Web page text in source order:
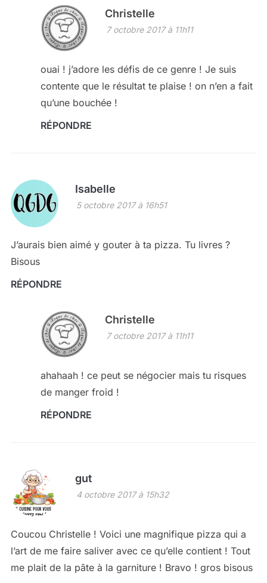
Christelle
7 octobre 2017 à 11h11
ouai ! j’adore les défis de ce genre ! Je suis
contente que le résultat te plaise ! on n’en a fait
qu’une bouchée !
RÉPONDRE
Isabelle
5 octobre 2017 à 16h51
J’aurais bien aimé y gouter à ta pizza. Tu livres ?
Bisous
RÉPONDRE
Christelle
7 octobre 2017 à 11h11
ahahaah ! ce peut se négocier mais tu risques
de manger froid !
RÉPONDRE
gut
4 octobre 2017 à 15h32
Coucou Christelle ! Voici une magnifique pizza qui a
l’art de me faire saliver avec ce qu’elle contient ! Tout
me plait de la pâte à la garniture ! Bravo ! gros bisous